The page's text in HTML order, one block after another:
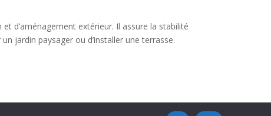
d’aménagement extérieur. Il assure la stabilité
jardin paysager ou d’installer une terrasse.